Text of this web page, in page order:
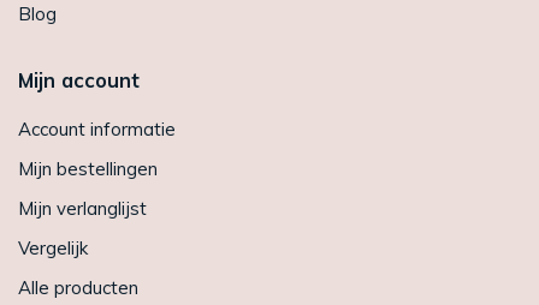
Blog
Mijn account
Account informatie
Mijn bestellingen
Mijn verlanglijst
Vergelijk
Alle producten